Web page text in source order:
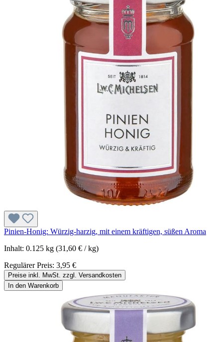
Pinien-Honig: Würzig-harzig, mit einem kräftigen, süßen Aroma
Inhalt: 0.125 kg (31,60 € / kg)
Regulärer Preis: 3,95 €
Preise inkl. MwSt. zzgl. Versandkosten
In den Warenkorb